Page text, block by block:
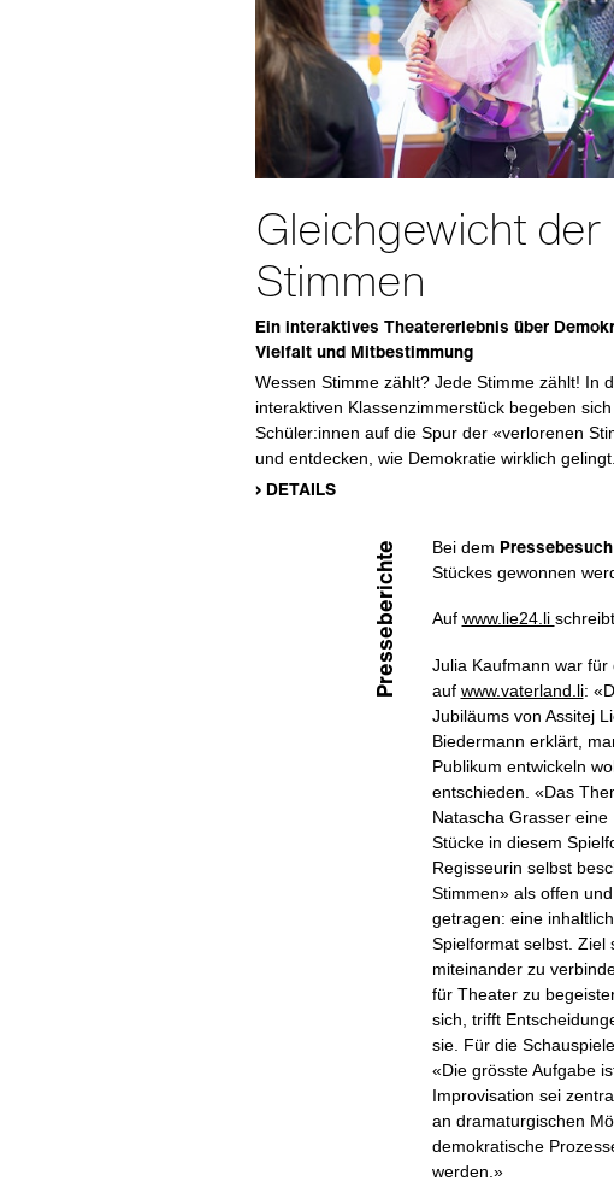
Gleichgewicht der
Stimmen
Ein interaktives Theatererlebnis über
Vielfalt und Mitbestimmung
Wessen Stimme zählt? Jede Stimme zählt! In
interaktiven Klassenzimmerstück begeben sich
Schüler:innen auf die Spur der «verlorenen
und entdecken, wie Demokratie wirklich gelingt.
› DETAILS
Presseberichte Bei dem Pressebesuch
Stückes gewonnen
Auf www.lie24.li
Julia Kaufmann war
auf www.vaterland.li:
Jubiläums von Assitej
Biedermann erklärt,
Publikum entwickeln
entschieden. «Das
Natascha Grasser
Stücke in diesem
Regisseurin selbst
Stimmen» als offen
getragen: eine
Spielformat selbst. Ziel
miteinander zu
für Theater zu
sich, trifft
sie. Für die
«Die grösste Aufgabe
Improvisation sei
an dramaturgischen
demokratische
werden.»